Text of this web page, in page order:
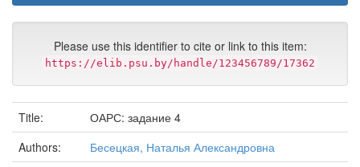
Please use this identifier to cite or link to this item:
https://elib.psu.by/handle/123456789/17362
Title:
ОАРС: задание 4
Authors:
Бесецкая, Наталья Александровна